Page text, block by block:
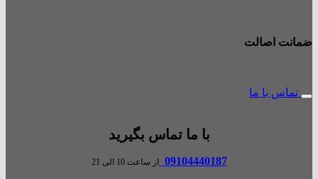
ضمانت اصالت
تماس با ما
با ما تماس بگیرید
09104440187 از ساعت 10 الی 21